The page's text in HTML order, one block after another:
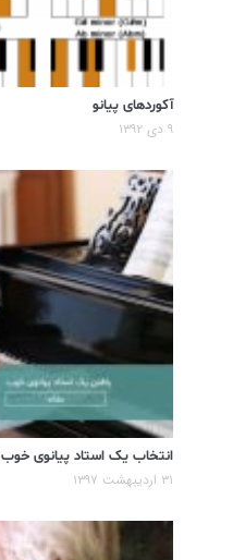
آکوردهای پیانو
۹ دی ۱۳۹۲
انتخاب یک استاد پیانوی خوب
۳۱ اردیبهشت ۱۳۹۷